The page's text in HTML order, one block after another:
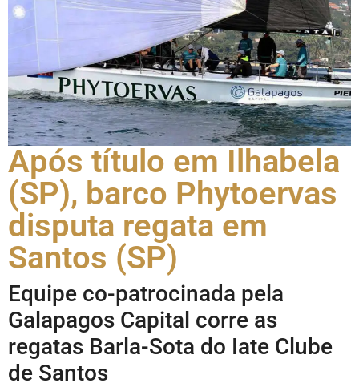
Após título em Ilhabela
(SP), barco Phytoervas
disputa regata em
Santos (SP)
Equipe co-patrocinada pela
Galapagos Capital corre as
regatas Barla-Sota do Iate Clube
de Santos